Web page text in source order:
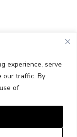
experience, serve
our traffic. By
of
E LE